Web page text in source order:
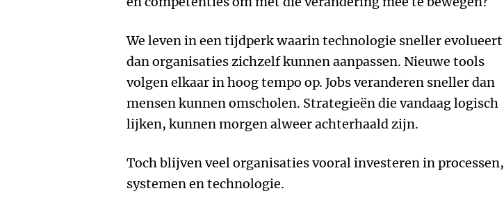
We leven in een tijdperk waarin technologie sneller evolueert
dan organisaties zichzelf kunnen aanpassen. Nieuwe tools
volgen elkaar in hoog tempo op. Jobs veranderen sneller dan
mensen kunnen omscholen. Strategieën die vandaag logisch
lijken, kunnen morgen alweer achterhaald zijn.
Toch blijven veel organisaties vooral investeren in processen,
systemen en technologie.